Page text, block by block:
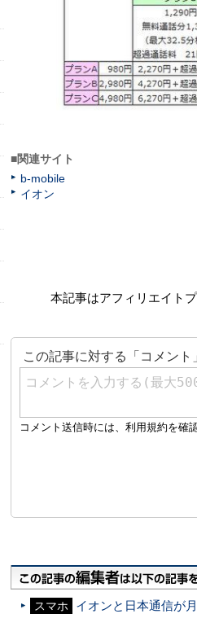
■関連サイト
b-mobile
イオン
本記事はアフィリエイト
スマホ イオンと日本通信が